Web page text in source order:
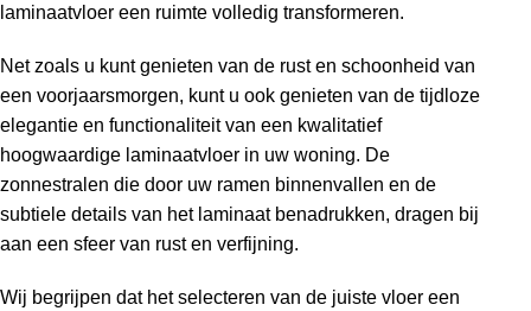
laminaatvloer een ruimte volledig transformeren.
Net zoals u kunt genieten van de rust en schoonheid van
een voorjaarsmorgen, kunt u ook genieten van de tijdloze
elegantie en functionaliteit van een kwalitatief
hoogwaardige laminaatvloer in uw woning. De
zonnestralen die door uw ramen binnenvallen en de
subtiele details van het laminaat benadrukken, dragen bij
aan een sfeer van rust en verfijning.
Wij begrijpen dat het selecteren van de juiste vloer een